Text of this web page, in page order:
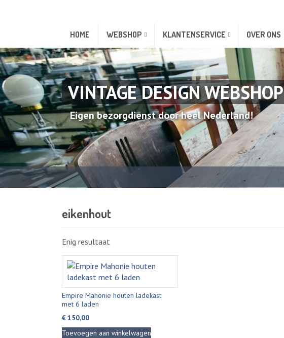
HOME WEBSHOP KLANTENSERVICE OVER ONS
VINTAGE DESIGN WEBSHOP
Eigen bezorgdienst door heel Nederland!
eikenhout
Enig resultaat
Empire Mahonie houten ladekast
met 6 laden
€150,00
Toevoegen aan winkelwagen